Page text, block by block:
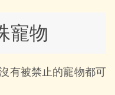
寵物
有被禁止的寵物都可